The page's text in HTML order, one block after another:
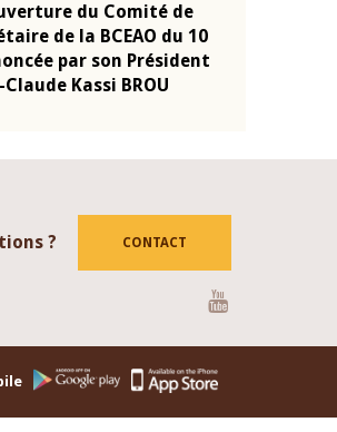
du Comité de
de la BCEAO du 4
par son Président
Kassi BROU
? CONTACT